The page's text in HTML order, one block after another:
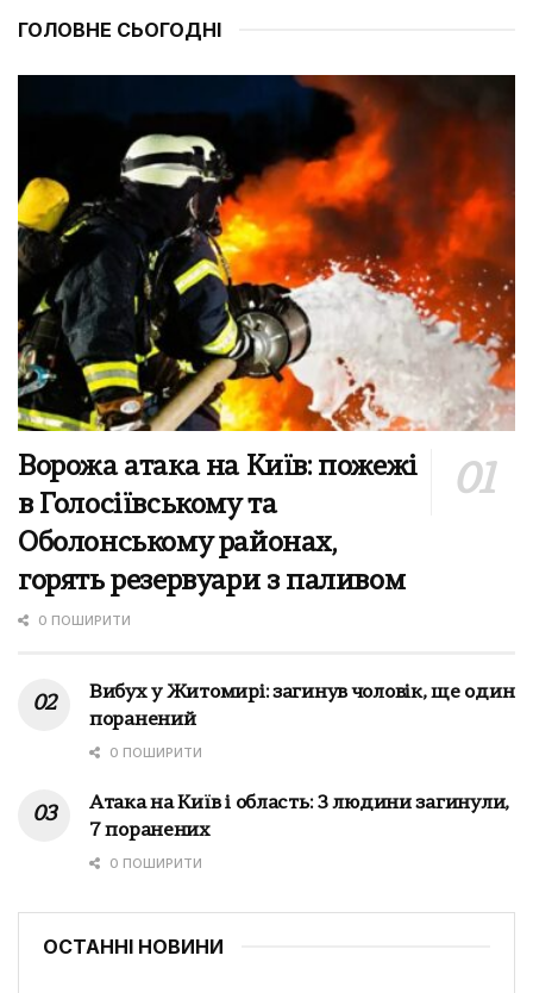
ГОЛОВНЕ СЬОГОДНІ
Ворожа атака на Київ: пожежі
в Голосіївському та
Оболонському районах,
горять резервуари з паливом
0 ПОШИРИТИ
Вибух у Житомирі: загинув чоловік, ще один
поранений
0 ПОШИРИТИ
Атака на Київ і область: 3 людини загинули,
7 поранених
0 ПОШИРИТИ
ОСТАННІ НОВИНИ